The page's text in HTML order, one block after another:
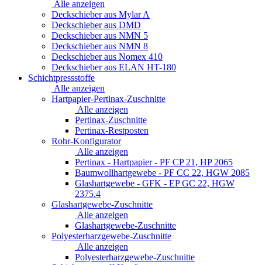
Alle anzeigen
Deckschieber aus Mylar A
Deckschieber aus DMD
Deckschieber aus NMN 5
Deckschieber aus NMN 8
Deckschieber aus Nomex 410
Deckschieber aus ELAN HT-180
Schichtpressstoffe
Alle anzeigen
Hartpapier-Pertinax-Zuschnitte
Alle anzeigen
Pertinax-Zuschnitte
Pertinax-Restposten
Rohr-Konfigurator
Alle anzeigen
Pertinax - Hartpapier - PF CP 21, HP 2065
Baumwollhartgewebe - PF CC 22, HGW 2085
Glashartgewebe - GFK - EP GC 22, HGW
2375.4
Glashartgewebe-Zuschnitte
Alle anzeigen
Glashartgewebe-Zuschnitte
Polyesterharzgewebe-Zuschnitte
Alle anzeigen
Polyesterharzgewebe-Zuschnitte